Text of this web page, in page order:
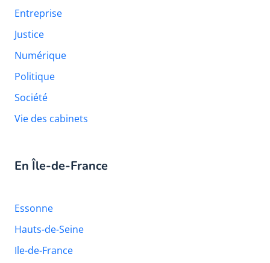
Entreprise
Justice
Numérique
Politique
Société
Vie des cabinets
En Île-de-France
Essonne
Hauts-de-Seine
Ile-de-France